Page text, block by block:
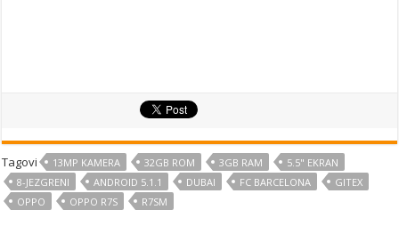
Tagovi 13MP KAMERA 32GB ROM 3GB RAM
5.5" EKRAN
8-JEZGRENI
ANDROID 5.1.1 DUBAI FC BARCELONA
GITEX
OPPO
OPPO R7S R7SM